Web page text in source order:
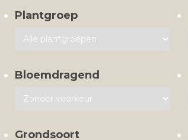
Plantgroep
Bloemdragend
Grondsoort